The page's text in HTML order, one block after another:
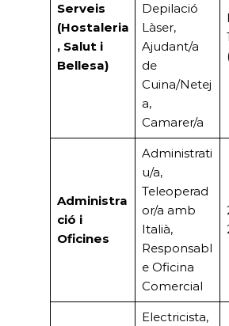
Serveis
(Hostaleria
, Salut i
Bellesa)
Depilació
Làser,
Ajudant/a
de
Cuina/Netej
a,
Camarer/a
Administra
ció i
Oficines
Administrati
u/a,
Teleoperad
or/a amb
Italià,
Responsabl
e Oficina
Comercial
Electricista,